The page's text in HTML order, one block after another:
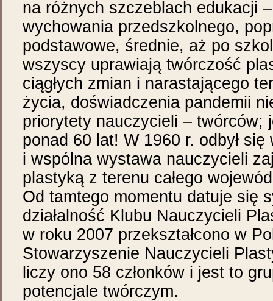
na różnych szczeblach edukacji
wychowania przedszkolnego,
podstawowe, średnie, aż po
wszyscy uprawiają twórczość
ciągłych zmian i narastającego
życia, doświadczenia pandemii
priorytety nauczycieli – twórców;
ponad 60 lat! W 1960 r. odbył
i wspólna wystawa nauczycieli
plastyką z terenu całego
Od tamtego momentu datuje się
działalność Klubu Nauczycieli
w roku 2007 przekształcono w
Stowarzyszenie Nauczycieli
liczy ono 58 członków i jest to
potencjale twórczym.